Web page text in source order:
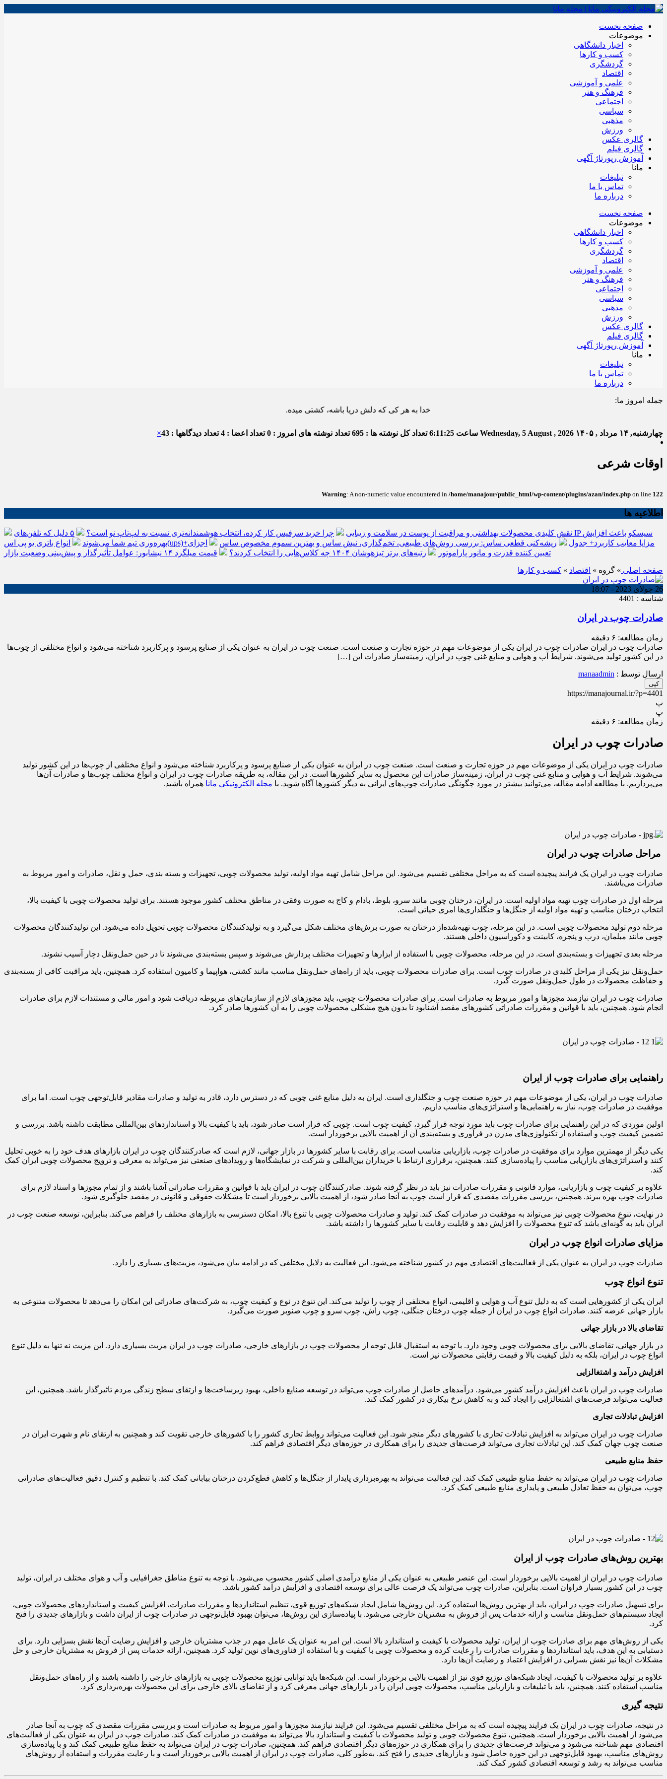
صفحه نخست
موضوعات
اخبار دانشگاهی
کسب و کارها
گردشگری
اقتصاد
علمی و آموزشی
فرهنگ و هنر
اجتماعی
سیاسی
مذهبی
ورزش
گالری عکس
گالری فیلم
آموزش رپورتاژ آگهی
مانا
تبلیغات
تماس با ما
درباره ما
صفحه نخست
موضوعات
اخبار دانشگاهی
کسب و کارها
گردشگری
اقتصاد
علمی و آموزشی
فرهنگ و هنر
اجتماعی
سیاسی
مذهبی
ورزش
گالری عکس
گالری فیلم
آموزش رپورتاژ آگهی
مانا
تبلیغات
تماس با ما
درباره ما
جمله امروز ما:
خدا به هر کی که دلش دریا باشه، کشتی میده.
چهارشنبه, ۱۴ مرداد , ۱۴۰۵ Wednesday, 5 August , 2026 ساعت 6:11:26تعداد کل نوشته ها : 695 تعداد نوشته های امروز : 0 تعداد اعضا : 4 تعداد دیدگاهها : 43 ×
اوقات شرعی
Warning: A non-numeric value encountered in /home/manajour/public_html/wp-content/plugins/azan/index.php on line 122
اطلاعیه ها
نقش کلیدی محصولات بهداشتی و مراقبت از پوست در سلامت و زیبایی چرا خرید سرفیس کار کرده، انتخاب هوشمندانه‌تری نسبت به لپ‌تاپ نو است؟
۵ دلیل که تلفن‌های IP سیسکو باعث افزایش
بهره‌وری تیم شما می‌شوند
انواع باتری یو پی اس(ups)+مزایا معایب کاربرد+ جدول ریشه‌کنی قطعی ساس: بررسی روش‌های طبیعی، تخم‌گذاری، نیش ساس و بهترین سموم مخصوص ساس
اجزای
تعیین کننده قدرت و مانور پاراموتور
رتبه‌های برتر تیزهوشان ۱۴۰۴ چه کلاس‌هایی را انتخاب کردند؟ قیمت میلگرد ۱۴ نیشابور: عوامل تأثیرگذار و پیش‌بینی وضعیت بازار
صفحه اصلی » گروه » اقتصاد » کسب و کارها
26 جولای 2023 - 18:07
شناسه : 4401
صادرات چوب در ایران
زمان مطالعه: ۶ دقیقه
صادرات چوب در ایران صادرات چوب در ایران یکی از موضوعات مهم در حوزه تجارت و صنعت است. صنعت چوب در ایران به عنوان یکی از صنایع پرسود و پرکاربرد شناخته می‌شود و انواع مختلفی از چوب‌ها
در این کشور تولید می‌شوند. شرایط آب و هوایی و منابع غنی چوب در ایران، زمینه‌ساز صادرات این […]
ارسال توسط : manaadmin
کپی
https://manajournal.ir/?p=4401
پ
پ
زمان مطالعه: ۶ دقیقه
صادرات چوب در ایران
صادرات چوب در ایران یکی از موضوعات مهم در حوزه تجارت و صنعت است. صنعت چوب در ایران به عنوان یکی از صنایع پرسود و پرکاربرد شناخته می‌شود و انواع مختلفی از چوب‌ها در این کشور تولید
می‌شوند. شرایط آب و هوایی و منابع غنی چوب در ایران، زمینه‌ساز صادرات این محصول به سایر کشورها است. در این مقاله، به طریقه صادرات چوب در ایران و انواع مختلف چوب‌ها و صادرات آن‌ها
می‌پردازیم. با مطالعه ادامه مقاله، می‌توانید بیشتر در مورد چگونگی صادرات چوب‌های ایرانی به دیگر کشورها آگاه شوید. با مجله الکترونیکی مانا همراه باشید.
مراحل صادرات چوب در ایران
صادرات چوب در ایران یک فرایند پیچیده است که به مراحل مختلفی تقسیم می‌شود. این مراحل شامل تهیه مواد اولیه، تولید محصولات چوبی، تجهیزات و بسته بندی، حمل و نقل، صادرات و امور مربوط به
صادرات می‌باشند.
مرحله اول در صادرات چوب تهیه مواد اولیه است. در ایران، درختان چوبی مانند سرو، بلوط، بادام و کاج به صورت وفقی در مناطق مختلف کشور موجود هستند. برای تولید محصولات چوبی با کیفیت بالا،
انتخاب درختان مناسب و تهیه مواد اولیه از جنگل‌ها و جنگلداری‌ها امری حیاتی است.
مرحله دوم تولید محصولات چوبی است. در این مرحله، چوب تهیه‌شده‌از درختان به صورت برش‌های مختلف شکل می‌گیرد و به تولیدکنندگان محصولات چوبی تحویل داده می‌شود. این تولیدکنندگان محصولات
چوبی مانند مبلمان، درب و پنجره، کابینت و دکوراسیون داخلی هستند.
مرحله بعدی تجهیزات و بسته‌بندی است. در این مرحله، محصولات چوبی با استفاده از ابزارها و تجهیزات مختلف پردازش می‌شوند و سپس بسته‌بندی می‌شوند تا در حین حمل‌ونقل دچار آسیب نشوند.
حمل‌ونقل نیز یکی از مراحل کلیدی در صادرات چوب است. برای صادرات محصولات چوبی، باید از راه‌های حمل‌ونقل مناسب مانند کشتی، هواپیما و کامیون استفاده کرد. همچنین، باید مراقبت کافی از بسته‌بندی
و حفاظت محصولات در طول حمل‌ونقل صورت گیرد.
صادرات چوب در ایران نیازمند مجوزها و امور مربوط به صادرات است. برای صادرات محصولات چوبی، باید مجوزهای لازم از سازمان‌های مربوطه دریافت شود و امور مالی و مستندات لازم برای صادرات
انجام شود. همچنین، باید با قوانین و مقررات صادراتی کشورهای مقصد آشنا‌بود تا بدون هیچ مشکلی محصولات چوبی را به آن کشورها صادر کرد.
راهنمایی برای صادرات چوب از ایران
صادرات چوب در ایران، یکی از موضوعات مهم در حوزه صنعت چوب و جنگلداری است. ایران به دلیل منابع غنی چوبی که در دسترس دارد، قادر به تولید و صادرات مقادیر قابل‌توجهی چوب است. اما برای
موفقیت در صادرات چوب، نیاز به راهنمایی‌ها و استراتژی‌های مناسب داریم.
اولین موردی که در این راهنمایی برای صادرات چوب باید مورد توجه قرار گیرد، کیفیت چوب است. چوبی که قرار است صادر شود، باید با کیفیت بالا و استانداردهای بین‌المللی مطابقت داشته باشد. بررسی و
تضمین کیفیت چوب و استفاده از تکنولوژی‌های مدرن در فرآوری و بسته‌بندی آن از اهمیت بالایی برخوردار است.
یکی دیگر از مهمترین موارد برای موفقیت در صادرات چوب، بازاریابی مناسب است. برای رقابت با سایر کشورها در بازار جهانی، لازم است که صادرکنندگان چوب در ایران بازارهای هدف خود را به خوبی تحلیل
کنند و استراتژی‌های بازاریابی مناسب را پیاده‌سازی کنند. همچنین، برقراری ارتباط با خریداران بین‌المللی و شرکت در نمایشگاه‌ها و رویدادهای صنعتی نیز می‌تواند به معرفی و ترویج محصولات چوبی ایران کمک
کند.
علاوه بر کیفیت چوب و بازاریابی، موارد قانونی و مقررات صادرات نیز باید در نظر گرفته شوند. صادرکنندگان چوب در ایران باید با قوانین و مقررات صادراتی آشنا باشند و از تمام مجوزها و اسناد لازم برای
صادرات چوب بهره ببرند. همچنین، بررسی مقررات مقصدی که قرار است چوب به آنجا صادر شود، از اهمیت بالایی برخوردار است تا مشکلات حقوقی و قانونی در مقصد جلوگیری شود.
در نهایت، تنوع محصولات چوبی نیز می‌تواند به موفقیت در صادرات کمک کند. تولید و صادرات محصولات چوبی با تنوع بالا، امکان دسترسی به بازارهای مختلف را فراهم می‌کند. بنابراین، توسعه صنعت چوب در
ایران باید به گونه‌ای باشد که تنوع محصولات را افزایش دهد و قابلیت رقابت با سایر کشورها را داشته باشد.
مزایای صادرات انواع چوب در ایران
صادرات چوب در ایران به عنوان یکی از فعالیت‌های اقتصادی مهم در کشور شناخته می‌شود. این فعالیت به دلایل مختلفی که در ادامه بیان می‌شود، مزیت‌های بسیاری را دارد.
تنوع انواع چوب
ایران یکی از کشورهایی است که به دلیل تنوع آب و هوایی و اقلیمی، انواع مختلفی از چوب را تولید می‌کند. این تنوع در نوع و کیفیت چوب، به شرکت‌های صادراتی این امکان را می‌دهد تا محصولات متنوعی به
بازار جهانی عرضه کنند. صادرات انواع چوب در ایران از جمله چوب درختان جنگلی، چوب راش، چوب سرو و چوب صنوبر صورت می‌گیرد.
تقاضای بالا در بازار جهانی
در بازار جهانی، تقاضای بالایی برای محصولات چوبی وجود دارد. با توجه به استقبال قابل توجه از محصولات چوب در بازارهای خارجی، صادرات چوب در ایران مزیت بسیاری دارد. این مزیت نه تنها به دلیل تنوع
انواع چوب در ایران، بلکه به دلیل کیفیت بالا و قیمت رقابتی محصولات نیز است.
افزایش درآمد و اشتغالزایی
صادرات چوب در ایران باعث افزایش درآمد کشور می‌شود. درآمدهای حاصل از صادرات چوب می‌تواند در توسعه صنایع داخلی، بهبود زیرساخت‌ها و ارتقای سطح زندگی مردم تاثیرگذار باشد. همچنین، این
فعالیت می‌تواند فرصت‌های اشتغالزایی را ایجاد کند و به کاهش نرخ بیکاری در کشور کمک کند.
افزایش تبادلات تجاری
صادرات چوب در ایران می‌تواند به افزایش تبادلات تجاری با کشورهای دیگر منجر شود. این فعالیت می‌تواند روابط تجاری کشور را با کشورهای خارجی تقویت کند و همچنین به ارتقای نام و شهرت ایران در
صنعت چوب جهان کمک کند. این تبادلات تجاری می‌تواند فرصت‌های جدیدی را برای همکاری در حوزه‌های دیگر اقتصادی فراهم کند.
حفظ منابع طبیعی
صادرات چوب در ایران می‌تواند به حفظ منابع طبیعی کمک کند. این فعالیت می‌تواند به بهره‌برداری پایدار از جنگل‌ها و کاهش قطع‌کردن درختان بیابانی کمک کند. با تنظیم و کنترل دقیق فعالیت‌های صادراتی
چوب، می‌توان به حفظ تعادل طبیعی و پایداری منابع طبیعی کمک کرد.
بهترین روش‌های صادرات چوب از ایران
صادرات چوب در ایران از اهمیت بالایی برخوردار است. این عنصر طبیعی به عنوان یکی از منابع درآمدی اصلی کشور محسوب می‌شود. با توجه به تنوع مناطق جغرافیایی و آب و هوای مختلف در ایران، تولید
چوب در این کشور بسیار فراوان است. بنابراین، صادرات چوب می‌تواند یک فرصت عالی برای توسعه اقتصادی و افزایش درآمد کشور باشد.
برای تسهیل صادرات چوب در ایران، باید از بهترین روش‌ها استفاده کرد. این روش‌ها شامل ایجاد شبکه‌های توزیع قوی، تنظیم استانداردها و مقررات صادرات، افزایش کیفیت و استانداردهای محصولات چوبی،
ایجاد سیستم‌های حمل‌ونقل مناسب و ارائه خدمات پس از فروش به مشتریان خارجی می‌شود. با پیاده‌سازی این روش‌ها، می‌توان بهبود قابل‌توجهی در صادرات چوب از ایران داشت و بازارهای جدیدی را فتح
کرد.
یکی از روش‌های مهم برای صادرات چوب از ایران، تولید محصولات با کیفیت و استاندارد بالا است. این امر به عنوان یک عامل مهم در جذب مشتریان خارجی و افزایش رضایت آن‌ها نقش بسزایی دارد. برای
دستیابی به این هدف، باید استانداردها و مقررات صادرات را رعایت کرده و محصولات چوبی با کیفیت و با استفاده از فناوری‌های نوین تولید کرد. همچنین، ارائه خدمات پس از فروش به مشتریان خارجی و حل
مشکلات آن‌ها نیز نقش بسزایی در افزایش اعتماد و رضایت آن‌ها دارد.
علاوه بر تولید محصولات با کیفیت، ایجاد شبکه‌های توزیع قوی نیز از اهمیت بالایی برخوردار است. این شبکه‌ها باید توانایی توزیع محصولات چوبی به بازارهای خارجی را داشته باشند و از راه‌های حمل‌ونقل
مناسب استفاده کنند. همچنین، باید با تبلیغات و بازاریابی مناسب، محصولات چوبی ایران را در بازارهای جهانی معرفی کرد و از تقاضای بالای خارجی برای این محصولات بهره‌برداری کرد.
نتیجه گیری
در نتیجه، صادرات چوب در ایران یک فرایند پیچیده است که به مراحل مختلفی تقسیم می‌شود. این فرایند نیازمند مجوزها و امور مربوط به صادرات است و بررسی مقررات مقصدی که چوب به آنجا صادر
می‌شود از اهمیت بالایی برخوردار است. همچنین، تنوع محصولات چوبی و تولید محصولات با کیفیت و استاندارد بالا می‌تواند به موفقیت در صادرات کمک کند. صادرات چوب در ایران به عنوان یکی از فعالیت‌های
اقتصادی مهم شناخته می‌شود و می‌تواند فرصت‌های جدیدی را برای همکاری در حوزه‌های دیگر اقتصادی فراهم کند. همچنین، صادرات چوب در ایران می‌تواند به حفظ منابع طبیعی کمک کند و با پیاده‌سازی
روش‌های مناسب، بهبود قابل‌توجهی در این حوزه حاصل شود و بازارهای جدیدی را فتح کند. به‌طور کلی، صادرات چوب در ایران از اهمیت بالایی برخوردار است و با رعایت مقررات و استفاده از روش‌های
مناسب می‌تواند به رشد و توسعه اقتصادی کشور کمک کند.